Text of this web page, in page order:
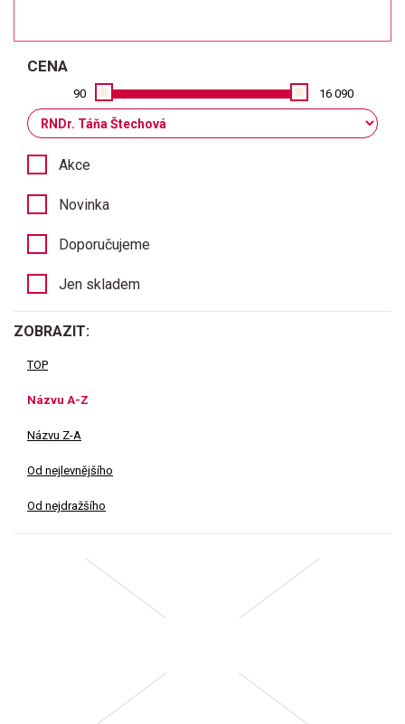
CENA
90 16 090
Akce
Novinka
Doporučujeme
Jen skladem
ZOBRAZIT:
TOP
Názvu A-Z
Názvu Z-A
Od nejlevnějšího
Od nejdražšího